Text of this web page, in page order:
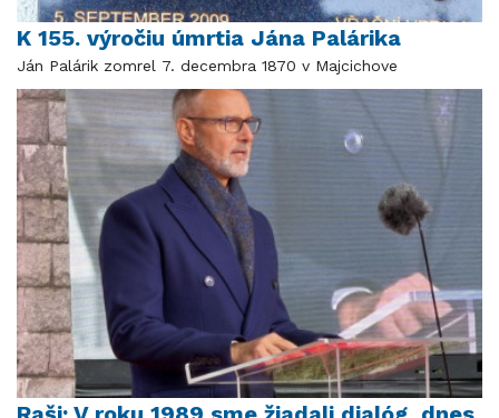
K 155. výročiu úmrtia Jána Palárika
Ján Palárik zomrel 7. decembra 1870 v Majcichove